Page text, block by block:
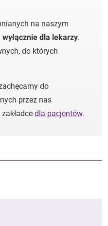
na naszym
wyłącznie dla lekarzy.
do których
do
przez nas
dla pacjentów.